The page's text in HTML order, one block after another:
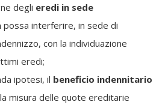
degli eredi in sede
possa interferire, in sede di
con la individuazione
eredi;
ipotesi, il beneficio indennitario
misura delle quote ereditarie